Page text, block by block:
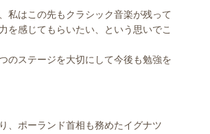
私はこの先もクラシック音楽が残って
を感じてもらいたい、という思いでこ
のステージを大切にして今後も勉強を
、ポーランド首相も務めたイグナツ